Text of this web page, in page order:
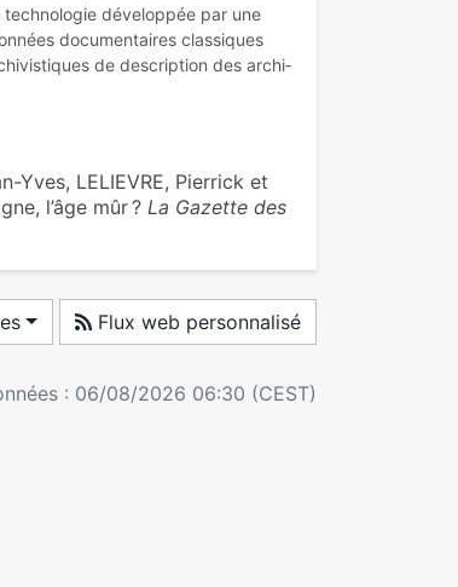
tech­no­lo­gie déve­lop­pée par une
docu­men­tai­res clas­si­ques
de des­crip­tion des archi­
Yves, LELIEVRE, Pierrick et
l’âge mûr ? La Gazette des
Flux web personnalisé
: 06/08/2026 06:30 (CEST)